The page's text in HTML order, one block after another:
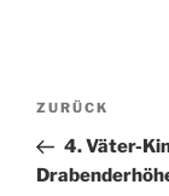
Vorheriger
Beitrag
ZURÜCK
4. Väter-